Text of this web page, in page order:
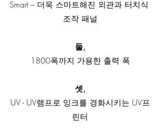
Smart – 더욱 스마트해진 외관과 터치식
조작 패널
둘,
1800폭까지 가용한 출력 폭
셋,
UV - UV램프로 잉크를 경화시키는 UV프
린터